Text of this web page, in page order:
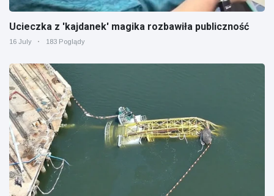
Ucieczka z 'kajdanek' magika rozbawiła publiczność
16 July 183 Poglądy